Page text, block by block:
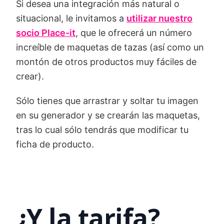
Si desea una integración más natural o
situacional, le invitamos a utilizar nuestro
socio Place-it, que le ofrecerá un número
increíble de maquetas de tazas (así como un
montón de otros productos muy fáciles de
crear).
Sólo tienes que arrastrar y soltar tu imagen
en su generador y se crearán las maquetas,
tras lo cual sólo tendrás que modificar tu
ficha de producto.